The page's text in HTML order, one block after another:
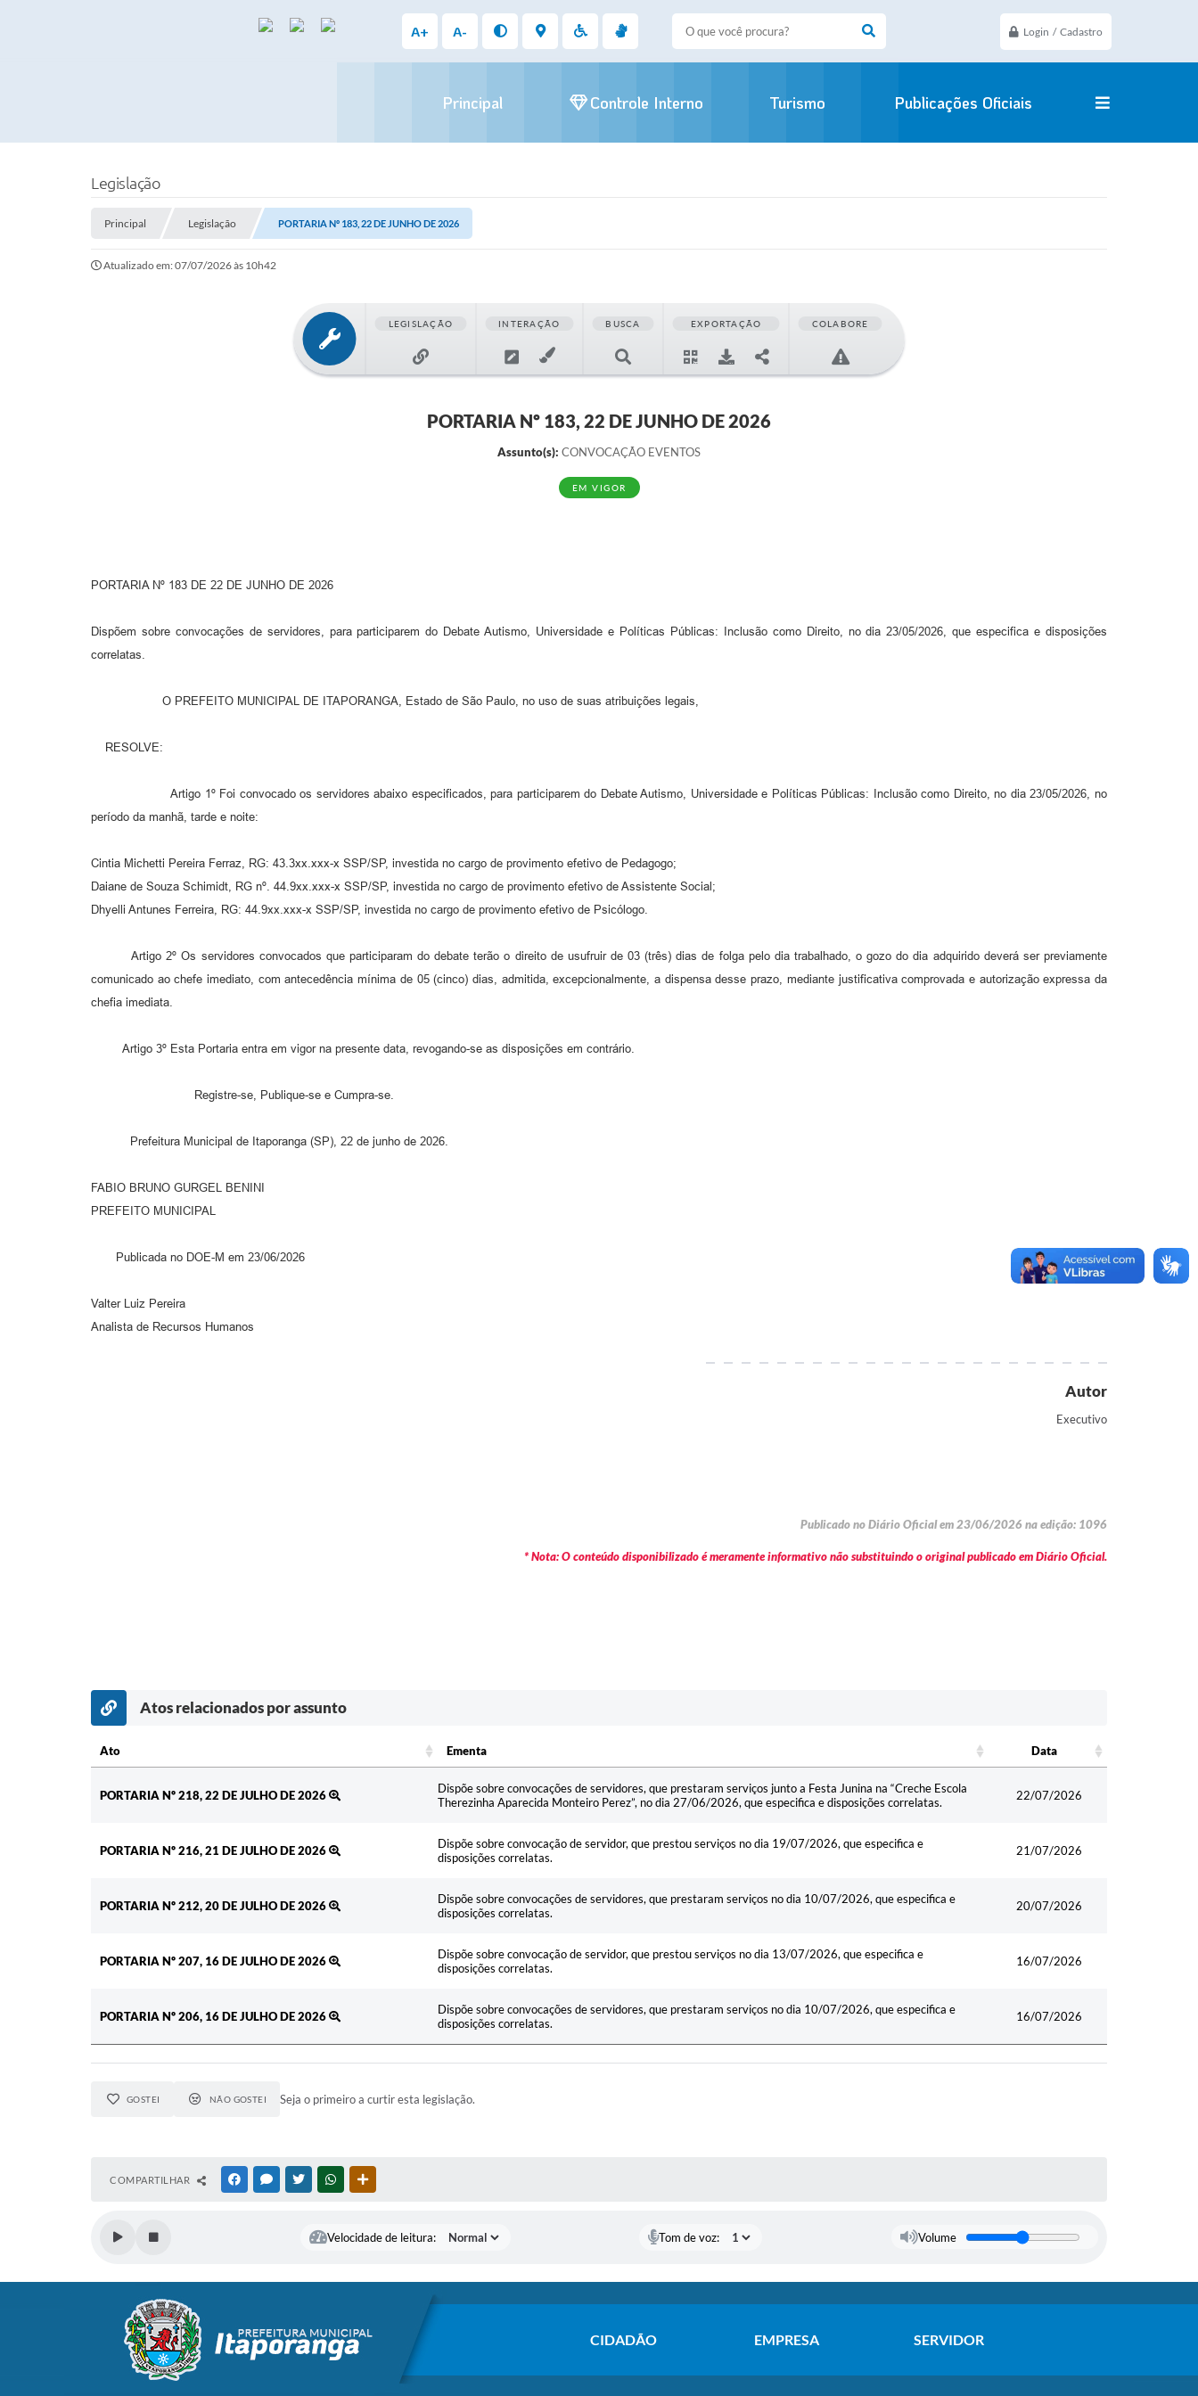
Login / Cadastro
A+ A-
Principal Controle Interno Turismo Publicações Oficiais
Legislação
Principal Legislação PORTARIA Nº 183, 22 DE JUNHO DE 2026
Atualizado em: 07/07/2026 às 10h42
LEGISLAÇÃO INTERAÇÃO BUSCA EXPORTAÇÃO COLABORE
PORTARIA Nº 183, 22 DE JUNHO DE 2026
Assunto(s): CONVOCAÇÃO EVENTOS
EM VIGOR
PORTARIA Nº 183 DE 22 DE JUNHO DE 2026
Dispõem sobre convocações de servidores, para participarem do Debate Autismo, Universidade e Políticas Públicas: Inclusão como Direito, no dia 23/05/2026, que especifica e disposições
correlatas.
O PREFEITO MUNICIPAL DE ITAPORANGA, Estado de São Paulo, no uso de suas atribuições legais,
RESOLVE:
Artigo 1º Foi convocado os servidores abaixo especificados, para participarem do Debate Autismo, Universidade e Políticas Públicas: Inclusão como Direito, no dia 23/05/2026, no
período da manhã, tarde e noite:
Cintia Michetti Pereira Ferraz, RG: 43.3xx.xxx-x SSP/SP, investida no cargo de provimento efetivo de Pedagogo;
Daiane de Souza Schimidt, RG nº. 44.9xx.xxx-x SSP/SP, investida no cargo de provimento efetivo de Assistente Social;
Dhyelli Antunes Ferreira, RG: 44.9xx.xxx-x SSP/SP, investida no cargo de provimento efetivo de Psicólogo.
Artigo 2º Os servidores convocados que participaram do debate terão o direito de usufruir de 03 (três) dias de folga pelo dia trabalhado, o gozo do dia adquirido deverá ser previamente
comunicado ao chefe imediato, com antecedência mínima de 05 (cinco) dias, admitida, excepcionalmente, a dispensa desse prazo, mediante justificativa comprovada e autorização expressa da
chefia imediata.
Artigo 3º Esta Portaria entra em vigor na presente data, revogando-se as disposições em contrário.
Registre-se, Publique-se e Cumpra-se.
Prefeitura Municipal de Itaporanga (SP), 22 de junho de 2026.
FABIO BRUNO GURGEL BENINI
PREFEITO MUNICIPAL
Publicada no DOE-M em 23/06/2026
Valter Luiz Pereira
Analista de Recursos Humanos
Autor
Executivo
Publicado no Diário Oficial em 23/06/2026 na edição: 1096
* Nota: O conteúdo disponibilizado é meramente informativo não substituindo o original publicado em Diário Oficial.
Atos relacionados por assunto
Ato Ementa
Data
PORTARIA Nº 218, 22 DE JULHO DE 2026
Dispõe sobre convocações de servidores, que prestaram serviços junto a Festa Junina na “Creche Escola
Therezinha Aparecida Monteiro Perez”, no dia 27/06/2026, que especifica e disposições correlatas.
22/07/2026
PORTARIA Nº 216, 21 DE JULHO DE 2026
Dispõe sobre convocação de servidor, que prestou serviços no dia 19/07/2026, que especifica e
disposições correlatas.
21/07/2026
PORTARIA Nº 212, 20 DE JULHO DE 2026
Dispõe sobre convocações de servidores, que prestaram serviços no dia 10/07/2026, que especifica e
disposições correlatas.
20/07/2026
PORTARIA Nº 207, 16 DE JULHO DE 2026
Dispõe sobre convocação de servidor, que prestou serviços no dia 13/07/2026, que especifica e
disposições correlatas.
16/07/2026
PORTARIA Nº 206, 16 DE JULHO DE 2026
Dispõe sobre convocações de servidores, que prestaram serviços no dia 10/07/2026, que especifica e
disposições correlatas.
16/07/2026
GOSTEI NÃO GOSTEI Seja o primeiro a curtir esta legislação.
COMPARTILHAR FACEBOOKMESSENGER
TWITTERWHATSAPP
Velocidade de leitura: Tom de voz: Volume
CIDADÃO EMPRESA SERVIDOR